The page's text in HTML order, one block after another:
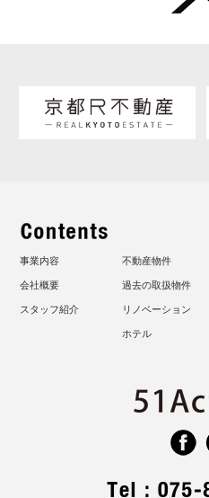
事業内容
会社概要
スタッフ紹介
不動産物件
過去の取扱物件
リノベーション
ホテル